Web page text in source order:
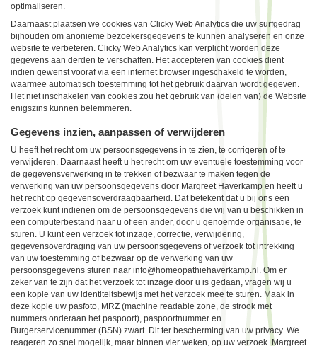
optimaliseren.
Daarnaast plaatsen we cookies van Clicky Web Analytics die uw surfgedrag
bijhouden om anonieme bezoekersgegevens te kunnen analyseren en onze
website te verbeteren. Clicky Web Analytics kan verplicht worden deze
gegevens aan derden te verschaffen. Het accepteren van cookies dient
indien gewenst vooraf via een internet browser ingeschakeld te worden,
waarmee automatisch toestemming tot het gebruik daarvan wordt gegeven.
Het niet inschakelen van cookies zou het gebruik van (delen van) de Website
enigszins kunnen belemmeren.
Gegevens inzien, aanpassen of verwijderen
U heeft het recht om uw persoonsgegevens in te zien, te corrigeren of te
verwijderen. Daarnaast heeft u het recht om uw eventuele toestemming voor
de gegevensverwerking in te trekken of bezwaar te maken tegen de
verwerking van uw persoonsgegevens door Margreet Haverkamp en heeft u
het recht op gegevensoverdraagbaarheid. Dat betekent dat u bij ons een
verzoek kunt indienen om de persoonsgegevens die wij van u beschikken in
een computerbestand naar u of een ander, door u genoemde organisatie, te
sturen. U kunt een verzoek tot inzage, correctie, verwijdering,
gegevensoverdraging van uw persoonsgegevens of verzoek tot intrekking
van uw toestemming of bezwaar op de verwerking van uw
persoonsgegevens sturen naar info@homeopathiehaverkamp.nl. Om er
zeker van te zijn dat het verzoek tot inzage door u is gedaan, vragen wij u
een kopie van uw identiteitsbewijs met het verzoek mee te sturen. Maak in
deze kopie uw pasfoto, MRZ (machine readable zone, de strook met
nummers onderaan het paspoort), paspoortnummer en
Burgerservicenummer (BSN) zwart. Dit ter bescherming van uw privacy. We
reageren zo snel mogelijk, maar binnen vier weken, op uw verzoek. Margreet